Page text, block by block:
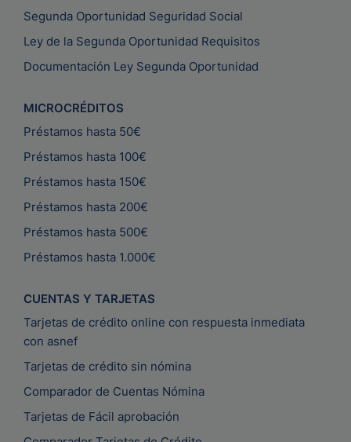
Segunda Oportunidad Seguridad Social
Ley de la Segunda Oportunidad Requisitos
Documentación Ley Segunda Oportunidad
MICROCRÉDITOS
Préstamos hasta 50€
Préstamos hasta 100€
Préstamos hasta 150€
Préstamos hasta 200€
Préstamos hasta 500€
Préstamos hasta 1.000€
CUENTAS Y TARJETAS
Tarjetas de crédito online con respuesta inmediata
con asnef
Tarjetas de crédito sin nómina
Comparador de Cuentas Nómina
Tarjetas de Fácil aprobación